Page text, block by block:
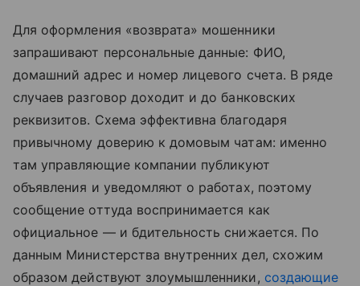
Для оформления «возврата» мошенники
запрашивают персональные данные: ФИО,
домашний адрес и номер лицевого счета. В ряде
случаев разговор доходит и до банковских
реквизитов. Схема эффективна благодаря
привычному доверию к домовым чатам: именно
там управляющие компании публикуют
объявления и уведомляют о работах, поэтому
сообщение оттуда воспринимается как
официальное — и бдительность снижается. По
данным Министерства внутренних дел, схожим
образом действуют злоумышленники, создающие